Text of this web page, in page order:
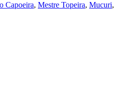
Capoeira, Mestre Topeira, Mucuri,